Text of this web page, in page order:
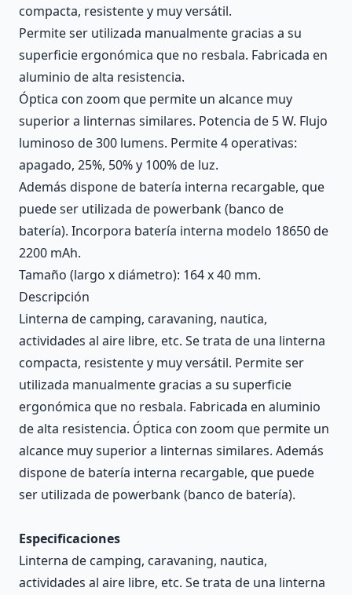
compacta, resistente y muy versátil.
Permite ser utilizada manualmente gracias a su
superficie ergonómica que no resbala. Fabricada en
aluminio de alta resistencia.
Óptica con zoom que permite un alcance muy
superior a linternas similares. Potencia de 5 W. Flujo
luminoso de 300 lumens. Permite 4 operativas:
apagado, 25%, 50% y 100% de luz.
Además dispone de batería interna recargable, que
puede ser utilizada de powerbank (banco de
batería). Incorpora batería interna modelo 18650 de
2200 mAh.
Tamaño (largo x diámetro): 164 x 40 mm.
Descripción
Linterna de camping, caravaning, nautica,
actividades al aire libre, etc. Se trata de una linterna
compacta, resistente y muy versátil. Permite ser
utilizada manualmente gracias a su superficie
ergonómica que no resbala. Fabricada en aluminio
de alta resistencia. Óptica con zoom que permite un
alcance muy superior a linternas similares. Además
dispone de batería interna recargable, que puede
ser utilizada de powerbank (banco de batería).
Especificaciones
Linterna de camping, caravaning, nautica,
actividades al aire libre, etc. Se trata de una linterna